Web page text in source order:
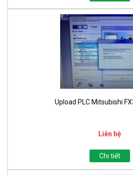
Upload PLC Mitsubishi
Liên hệ
Chi tiết